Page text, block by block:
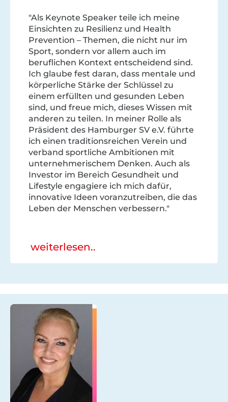
"Als Keynote Speaker teile ich meine
Einsichten zu Resilienz und Health
Prevention – Themen, die nicht nur im
Sport, sondern vor allem auch im
beruflichen Kontext entscheidend sind.
Ich glaube fest daran, dass mentale und
körperliche Stärke der Schlüssel zu
einem erfüllten und gesunden Leben
sind, und freue mich, dieses Wissen mit
anderen zu teilen. In meiner Rolle als
Präsident des Hamburger SV e.V. führte
ich einen traditionsreichen Verein und
verband sportliche Ambitionen mit
unternehmerischem Denken. Auch als
Investor im Bereich Gesundheit und
Lifestyle engagiere ich mich dafür,
innovative Ideen voranzutreiben, die das
Leben der Menschen verbessern."
weiterlesen..